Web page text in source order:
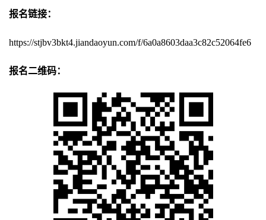
报名链接：
https://stjbv3bkt4.jiandaoyun.com/f/6a0a8603daa3c82c52064fe6
报名二维码：